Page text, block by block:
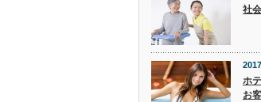
社
ホ
お